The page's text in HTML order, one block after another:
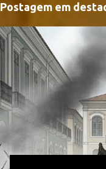
o
s
a
g
e
n
s
Postagem em